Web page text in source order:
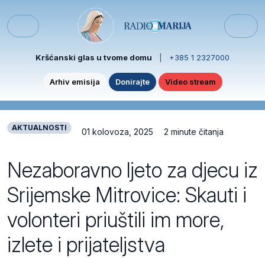
Menu
Kršćanski glas u tvome domu +385 1 2327000
Arhiv emisija Donirajte Video stream
AKTUALNOSTI 01 kolovoza, 2025 2 minute čitanja
Nezaboravno ljeto za djecu iz
Srijemske Mitrovice: Skauti i
volonteri priuštili im more,
izlete i prijateljstva